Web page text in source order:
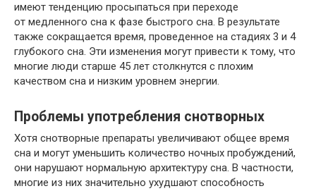
имеют тенденцию просыпаться при переходе
от медленного сна к фазе быстрого сна. В результате
также сокращается время, проведенное на стадиях 3 и 4
глубокого сна. Эти изменения могут привести к тому, что
многие люди старше 45 лет столкнутся с плохим
качеством сна и низким уровнем энергии.
Проблемы употребления снотворных
Хотя снотворные препараты увеличивают общее время
сна и могут уменьшить количество ночных пробуждений,
они нарушают нормальную архитектуру сна. В частности,
многие из них значительно ухудшают способность